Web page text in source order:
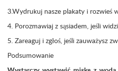
3.Wydrukuj nasze plakaty i rozwieś
4. Porozmawiaj z sąsiadem, jeśli
5. Zareaguj i zgłoś, jeśli zauważysz
Podsumowanie